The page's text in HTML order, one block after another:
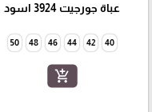
عباة جورجيت 3924 اسود
40
42
44
46
48
50
add_shopping_cart